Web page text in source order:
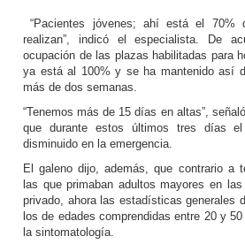
“Pacientes jóvenes; ahí está el 70%
realizan”, indicó el especialista. De
ocupación de las plazas habilitadas para
ya está al 100% y se ha mantenido así
más de dos semanas.
“Tenemos más de 15 días en altas”,
que durante estos últimos tres días
disminuido en la emergencia.
El galeno dijo, además, que contrario a
las que primaban adultos mayores en
privado, ahora las estadísticas generales
los de edades comprendidas entre 20 y
la sintomatología.